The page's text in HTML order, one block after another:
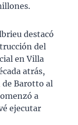
destacó
del
en Villa
atrás,
de Barotto al
a
ejecutar